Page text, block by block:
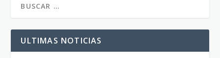
ULTIMAS NOTICIAS